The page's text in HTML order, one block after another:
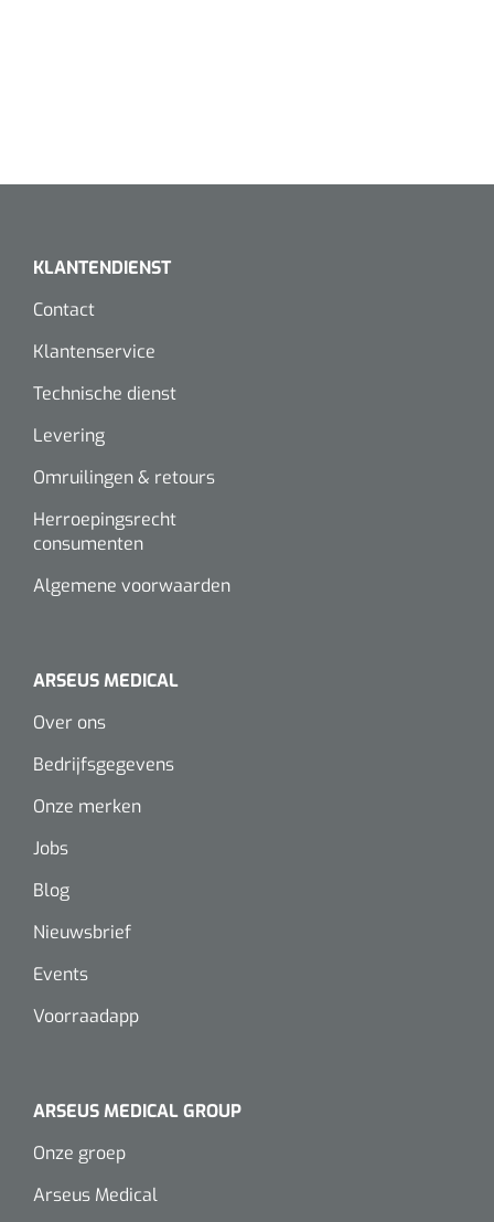
KLANTENDIENST
Contact
Klantenservice
Technische dienst
Levering
Omruilingen & retours
Herroepingsrecht
consumenten
Algemene voorwaarden
ARSEUS MEDICAL
Over ons
Bedrijfsgegevens
Onze merken
Jobs
Blog
Nieuwsbrief
Events
Voorraadapp
ARSEUS MEDICAL GROUP
Onze groep
Arseus Medical